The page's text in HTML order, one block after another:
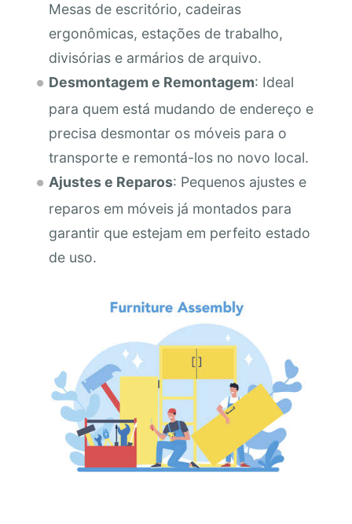
Mesas de escritório, cadeiras
ergonômicas, estações de trabalho,
divisórias e armários de arquivo.
Desmontagem e Remontagem: Ideal
para quem está mudando de endereço e
precisa desmontar os móveis para o
transporte e remontá-los no novo local.
Ajustes e Reparos: Pequenos ajustes e
reparos em móveis já montados para
garantir que estejam em perfeito estado
de uso.